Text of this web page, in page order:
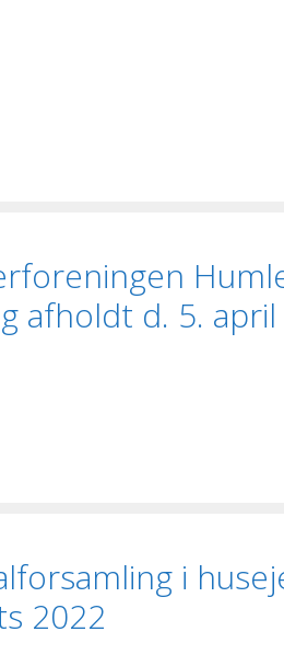
afholdt d. 5. april
i
2022